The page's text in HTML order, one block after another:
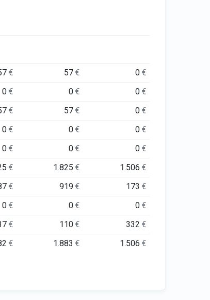
€ 57€ 0€
0€ 0€ 0€
€ 57€ 0€
0€ 0€ 0€
0€ 0€ 0€
€ 1.825€ 1.506€
€ 919€ 173€
0€ 0€ 0€
€ 110€ 332€
€ 1.883€ 1.506€